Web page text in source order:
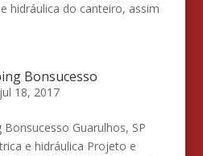
hidráulica do canteiro, assim
Bonsucesso
jul 18, 2017
Guarulhos, SP
e hidráulica Projeto e